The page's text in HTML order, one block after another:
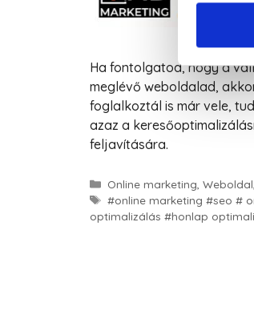
Ha fontolgatod, hogy a
meglévő weboldalad,
foglalkoztál is már vele,
azaz a
feljavítására.
Online marketing Weboldal
#online marketing #seo #
optimalizálás #honlap